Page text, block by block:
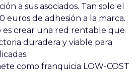
a sus asociados. Tan solo el
euros de adhesión a la marca.
es crear una red rentable que
duradera y viable para
como franquicia LOW-COST